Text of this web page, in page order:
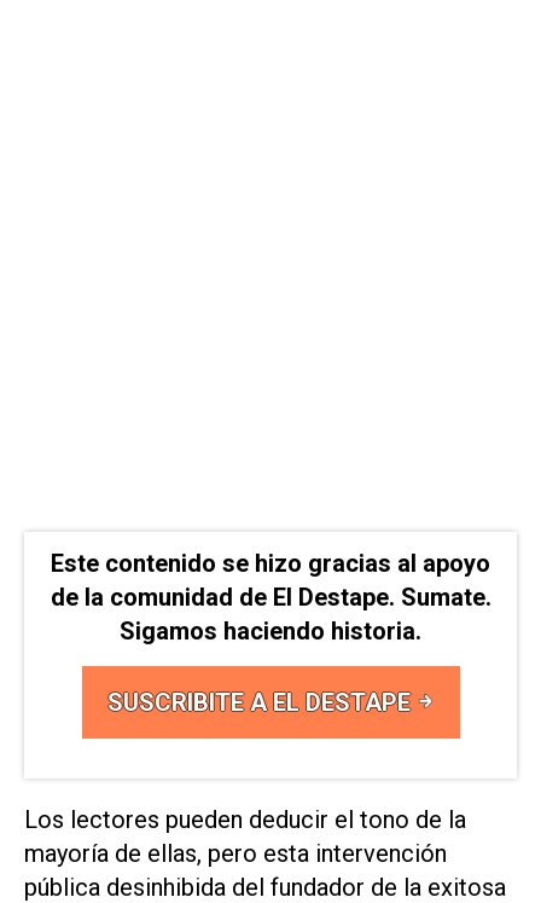
Este contenido se hizo gracias al apoyo
de la comunidad de El Destape. Sumate.
Sigamos haciendo historia.
SUSCRIBITE A EL DESTAPE
Los lectores pueden deducir el tono de la
mayoría de ellas, pero esta intervención
pública desinhibida del fundador de la exitosa